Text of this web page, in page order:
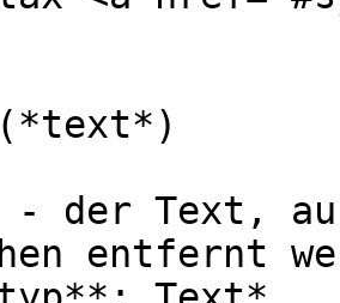
Text, aus
entfernt